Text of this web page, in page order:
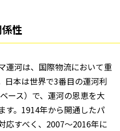
性
運河は、国際物流において重
日本は世界で3番目の運河利
ース）で、運河の恩恵を大
す。1914年から開通したパ
応すべく、2007～2016年に